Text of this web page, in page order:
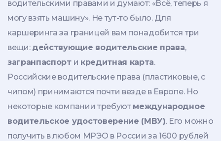
водительскими правами и думают: «Всё, теперь я
могу взять машину». Не тут-то было. Для
каршеринга за границей вам понадобится три
вещи: действующие водительские права,
загранпаспорти кредитная карта.
Российские водительские права (пластиковые, с
чипом) принимаются почти везде в Европе. Но
некоторые компании требуют международное
водительское удостоверение (МВУ). Его можно
получить в любом МРЭО в России за 1600 рублей